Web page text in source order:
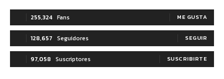
255,324 Fans ME GUSTA
128,657 Seguidores SEGUIR
97,058 Suscriptores SUSCRIBIRTE